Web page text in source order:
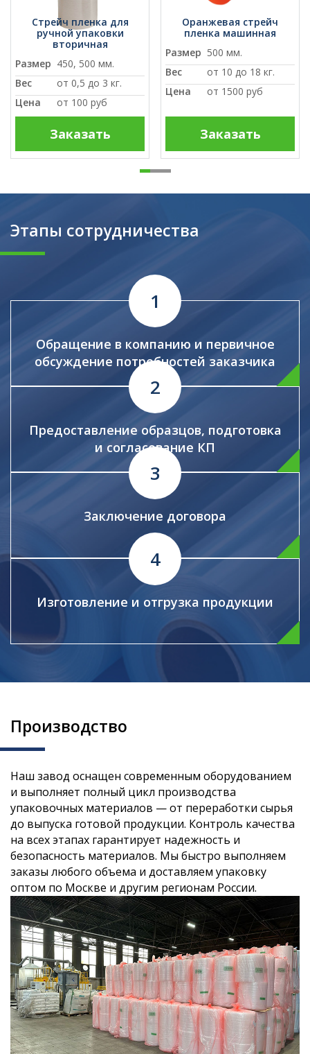
Стрейч пленка для
ручной упаковки
вторичная
Размер 450, 500 мм.
Вес
от 0,5 до 3 кг.
Цена
от 100 руб
Заказать
Оранжевая стрейч
пленка машинная
Размер 500 мм.
Вес
от 10 до 18 кг.
Цена
от 1500 руб
Заказать
Этапы сотрудничества
Обращение в компанию и первичное
обсуждение потребностей заказчика
Предоставление образцов, подготовка
и согласование КП
Заключение договора
Изготовление и отгрузка продукции
Производство
Наш завод оснащен современным оборудованием
и выполняет полный цикл производства
упаковочных материалов — от переработки сырья
до выпуска готовой продукции. Контроль качества
на всех этапах гарантирует надежность и
безопасность материалов. Мы быстро выполняем
заказы любого объема и доставляем упаковку
оптом по Москве и другим регионам России.